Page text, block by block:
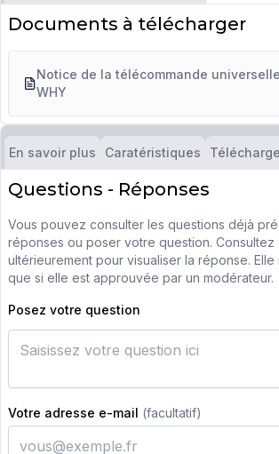
Documents à télécharger
Notice de la télécommande universelle
WHY
En savoir plus Caratéristiques
Questions - Réponses
Vous pouvez consulter les questions déjà
réponses ou poser votre question.
ultérieurement pour visualiser la réponse.
que si elle est approuvée par un modérateur.
Posez votre question
Votre adresse e-mail (facultatif)